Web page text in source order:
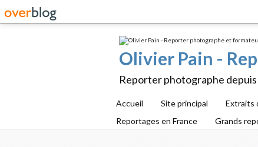
Olivier Pain -
Reporter photographe
Accueil Site principal Extraits
Reportages en France
Grands